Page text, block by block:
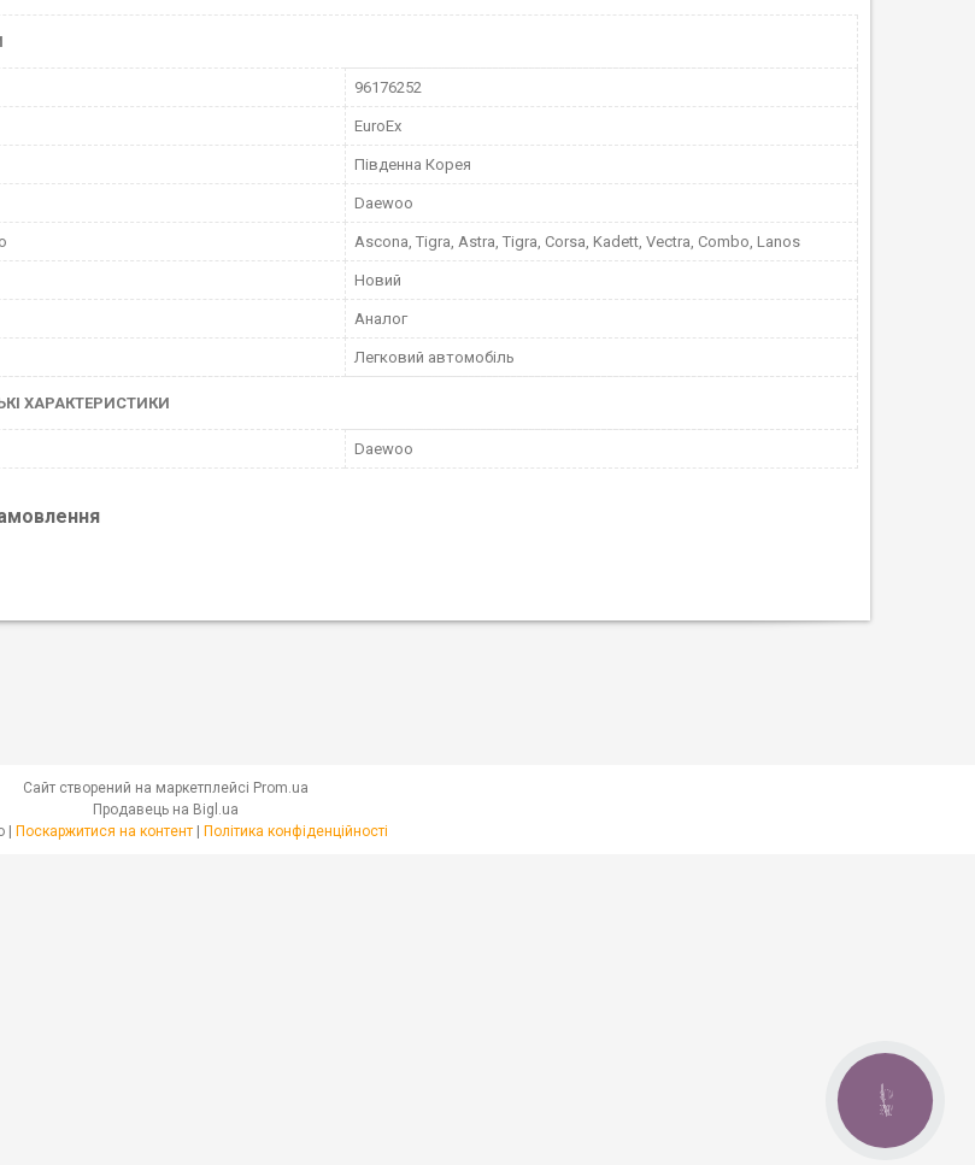
96176252
EuroEx
Південна Корея
Daewoo
Ascona, Tigra, Astra, Tigra, Corsa, Kadett, Vectra, Combo, Lanos
Новий
Аналог
Легковий автомобіль
ХАРАКТЕРИСТИКИ
Daewoo
Сайт створений на маркетплейсі Prom.ua
Продавець на Bigl.ua
Поскаржитися на контент Політика конфіденційності
КНОПКА
ЗВ'ЯЗКУ